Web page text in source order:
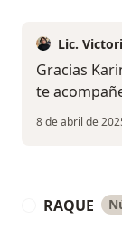
Lic.
Gracias
te
8 de abril de
RAQUE